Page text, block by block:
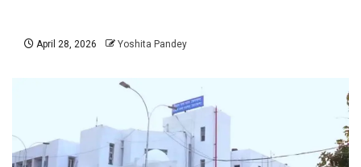
April 28, 2026 Yoshita Pandey